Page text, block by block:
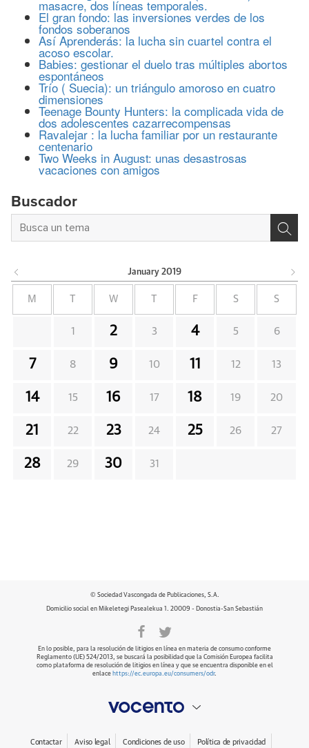
masacre, dos líneas temporales.
El gran fondo: las inversiones verdes de los
fondos soberanos
Así Aprenderás: la lucha sin cuartel contra el
acoso escolar.
Babies: gestionar el duelo tras múltiples abortos
espontáneos
Trío ( Suecia): un triángulo amoroso en cuatro
dimensiones
Teenage Bounty Hunters: la complicada vida de
dos adolescentes cazarrecompensas
Ravalejar : la lucha familiar por un restaurante
centenario
Two Weeks in August: unas desastrosas
vacaciones con amigos
Buscador
January 2019
M W F S S
1 2 3 4 5 6
7 8 9 10 11 12 13
14 15 16 17 18 19 20
21 22 23 24 25 26 27
28 29 30 31
© Sociedad Vascongada de Publicaciones, S.A.
Domicilio social en Mikeletegi Pasealekua 1. 20009 - Donostia-San Sebastián
En lo posible, para la resolución de litigios en línea en materia de consumo conforme
Reglamento (UE) 524/2013, se buscará la posibilidad que la Comisión Europea facilita
como plataforma de resolución de litigios en línea y que se encuentra disponible en el
enlace https://ec.europa.eu/consumers/odr.
Contactar Aviso legal Condiciones de uso Política de privacidad